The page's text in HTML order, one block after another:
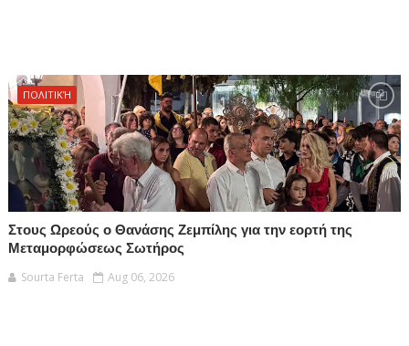
ΠΟΛΙΤΙΚΉ
Στους Ωρεούς ο Θανάσης Ζεμπίλης για την εορτή της
Μεταμορφώσεως Σωτήρος
Sourta Ferta
Aug 06, 2026